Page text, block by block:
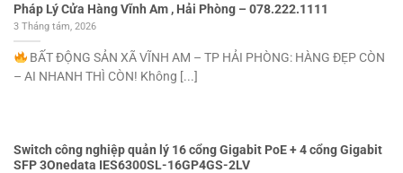
Pháp Lý Cửa Hàng Vĩnh Am , Hải Phòng – 078.222.1111
3 Tháng tám, 2026
BẤT ĐỘNG SẢN XÃ VĨNH AM – TP HẢI PHÒNG: HÀNG ĐẸP CÒN
– AI NHANH THÌ CÒN! Không [...]
Switch công nghiệp quản lý 16 cổng Gigabit PoE + 4 cổng Gigabit
SFP 3Onedata IES6300SL-16GP4GS-2LV